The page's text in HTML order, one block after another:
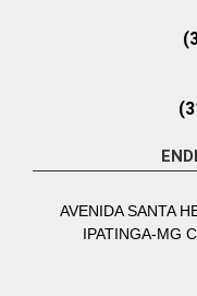
AVENIDA SANTA
IPATINGA-MG